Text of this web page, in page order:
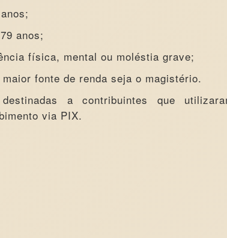
anos;
física, mental ou moléstia grave;
fonte de renda seja o magistério.
a contribuintes que
via PIX.